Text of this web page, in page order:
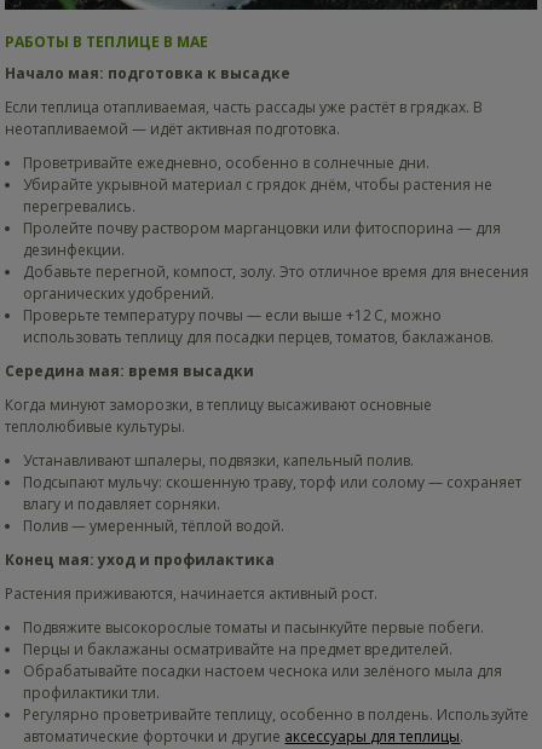
РАБОТЫ В ТЕПЛИЦЕ В МАЕ
Начало мая: подготовка к высадке
Если теплица отапливаемая, часть рассады уже растёт в грядках. В
неотапливаемой — идёт активная подготовка.
Проветривайте ежедневно, особенно в солнечные дни.
Убирайте укрывной материал с грядок днём, чтобы растения не
перегревались.
Пролейте почву раствором марганцовки или фитоспорина — для
дезинфекции.
Добавьте перегной, компост, золу. Это отличное время для внесения
органических удобрений.
Проверьте температуру почвы — если выше +12 C, можно
использовать теплицу для посадки перцев, томатов, баклажанов.
Середина мая: время высадки
Когда минуют заморозки, в теплицу высаживают основные
теплолюбивые культуры.
Устанавливают шпалеры, подвязки, капельный полив.
Подсыпают мульчу: скошенную траву, торф или солому — сохраняет
влагу и подавляет сорняки.
Полив — умеренный, тёплой водой.
Конец мая: уход и профилактика
Растения приживаются, начинается активный рост.
Подвяжите высокорослые томаты и пасынкуйте первые побеги.
Перцы и баклажаны осматривайте на предмет вредителей.
Обрабатывайте посадки настоем чеснока или зелёного мыла для
профилактики тли.
Регулярно проветривайте теплицу, особенно в полдень. Используйте
автоматические форточки и другие аксессуары для теплицы.